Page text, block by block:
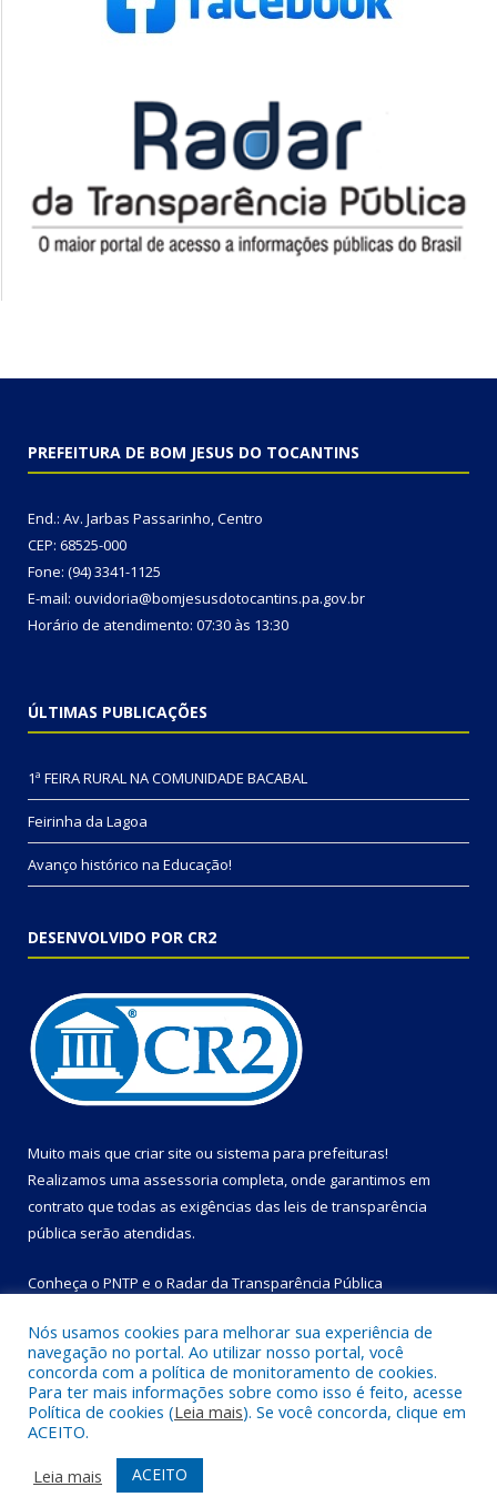
PREFEITURA DE BOM JESUS DO TOCANTINS
End.: Av. Jarbas Passarinho, Centro
CEP: 68525-000
Fone: (94) 3341-1125
E-mail: ouvidoria@bomjesusdotocantins.pa.gov.br
Horário de atendimento: 07:30 às 13:30
ÚLTIMAS PUBLICAÇÕES
1ª FEIRA RURAL NA COMUNIDADE BACABAL
Feirinha da Lagoa
Avanço histórico na Educação!
DESENVOLVIDO POR CR2
Muito mais que criar site ou sistema para prefeituras!
Realizamos uma assessoria completa, onde garantimos em
contrato que todas as exigências das leis de transparência
pública serão atendidas.
Conheça o PNTP e o Radar da Transparência Pública
Todos os direitos reservados a Prefeitura Municipal de Bom
Jesus do Tocantins.
Mapa do Site
Acessar Área Administrativa
Nós usamos cookies para melhorar sua experiência de
navegação no portal. Ao utilizar nosso portal, você
concorda com a política de monitoramento de cookies.
Para ter mais informações sobre como isso é feito, acesse
Política de cookies (Leia mais). Se você concorda, clique em
ACEITO.
Leia mais
ACEITO